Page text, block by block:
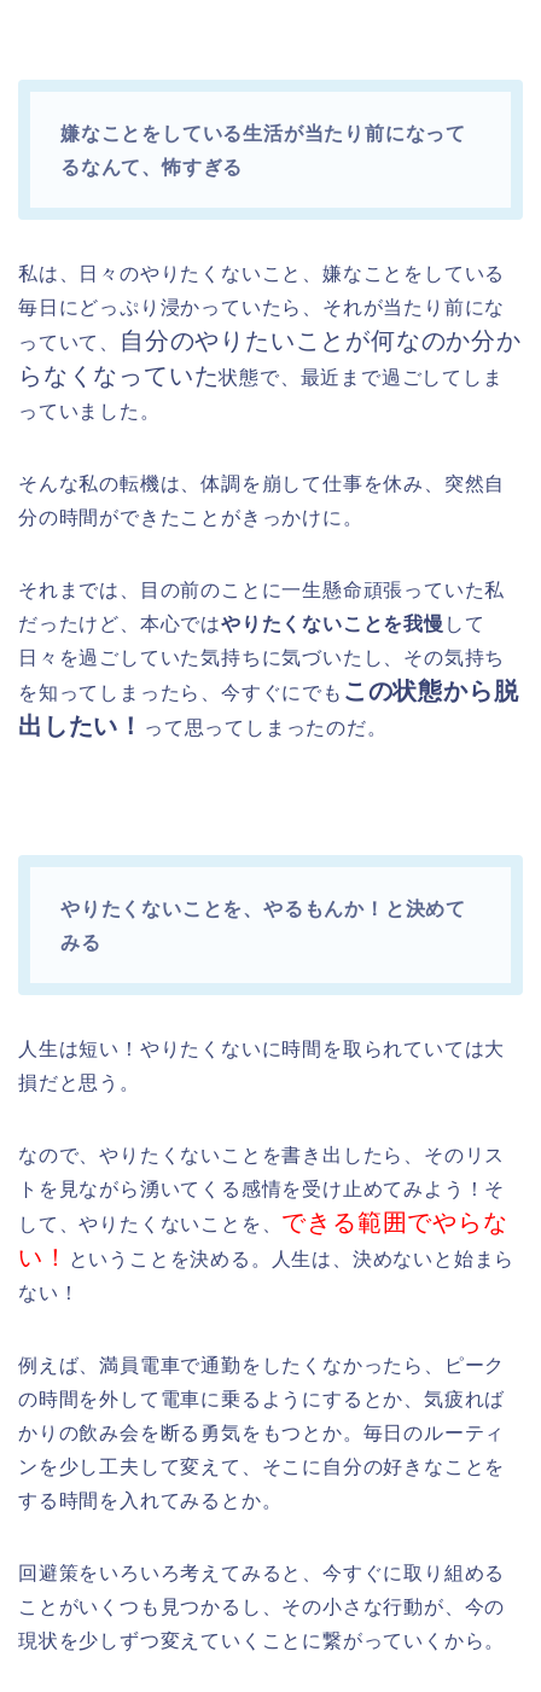
嫌なことをしている生活が当たり前になって
るなんて、怖すぎる
私は、日々のやりたくないこと、嫌なことをしている
毎日にどっぷり浸かっていたら、それが当たり前にな
っていて、 自分のやりたいことが何なのか分か
らなくなっていた状態で、最近まで過ごしてしま
っていました。
そんな私の転機は、体調を崩して仕事を休み、突然自
分の時間ができたことがきっかけに。
それまでは、目の前のことに一生懸命頑張っていた私
だったけど、本心ではやりたくないことを我慢 して
日々を過ごしていた気持ちに気づいたし、その気持ち
を知ってしまったら、今すぐにでも この状態から脱
出したい！ って思ってしまったのだ。
やりたくないことを、やるもんか！と決めて
みる
人生は短い！やりたくないに時間を取られていては大
損だと思う。
なので、やりたくないことを書き出したら、そのリス
トを見ながら湧いてくる感情を受け止めてみよう！そ
して、やりたくないことを、 できる範囲でやらな
い！ ということを決める。人生は、決めないと始まら
ない！
例えば、満員電車で通勤をしたくなかったら、ピーク
の時間を外して電車に乗るようにするとか、気疲れば
かりの飲み会を断る勇気をもつとか。毎日のルーティ
ンを少し工夫して変えて、そこに自分の好きなことを
する時間を入れてみるとか。
回避策をいろいろ考えてみると、今すぐに取り組める
ことがいくつも見つかるし、その小さな行動が、今の
現状を少しずつ変えていくことに繋がっていくから。